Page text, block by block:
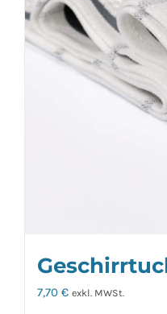
7,70 € exkl. MWSt.